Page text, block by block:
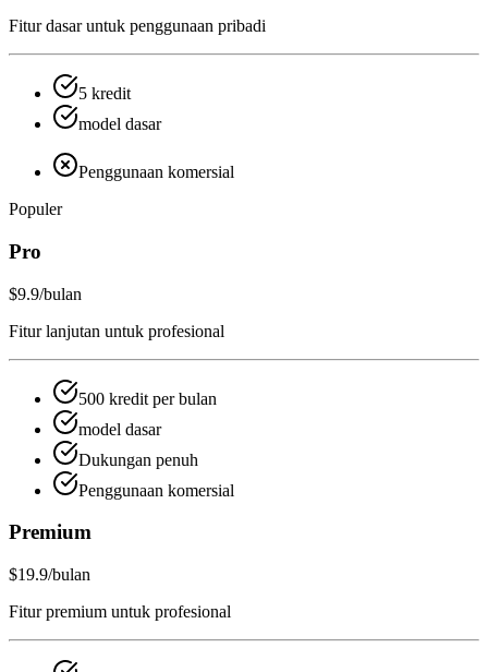
Fitur dasar untuk penggunaan pribadi
5 kredit
model dasar
Penggunaan komersial
Populer
Pro
$9.9/bulan
Fitur lanjutan untuk profesional
500 kredit per bulan
model dasar
Dukungan penuh
Penggunaan komersial
Premium
$19.9/bulan
Fitur premium untuk profesional